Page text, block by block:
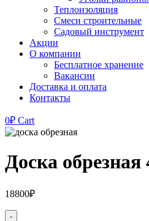
Теплоизоляция
Смеси строительные
Садовый инструмент
Акции
О компании
Бесплатное хранение
Вакансии
Доставка и оплата
Контакты
0₽ Cart
Доска обрезная
18800₽
-